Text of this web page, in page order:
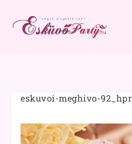
eskuvoi-meghivo-92_hpr